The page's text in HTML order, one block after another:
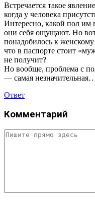
Встречается такое
когда у человека
Интересно, какой пол им
они себя ощущают. Но
понадобилось к
что в паспорте стоит
не получит?
Но вообще, проблема с
— самая
Ответ
Комментарий